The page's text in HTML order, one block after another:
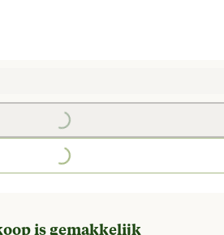
Loading...
Loading...
is gemakkelijk